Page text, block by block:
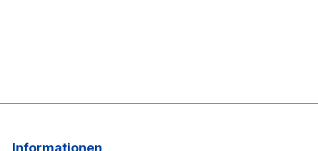
Informationen